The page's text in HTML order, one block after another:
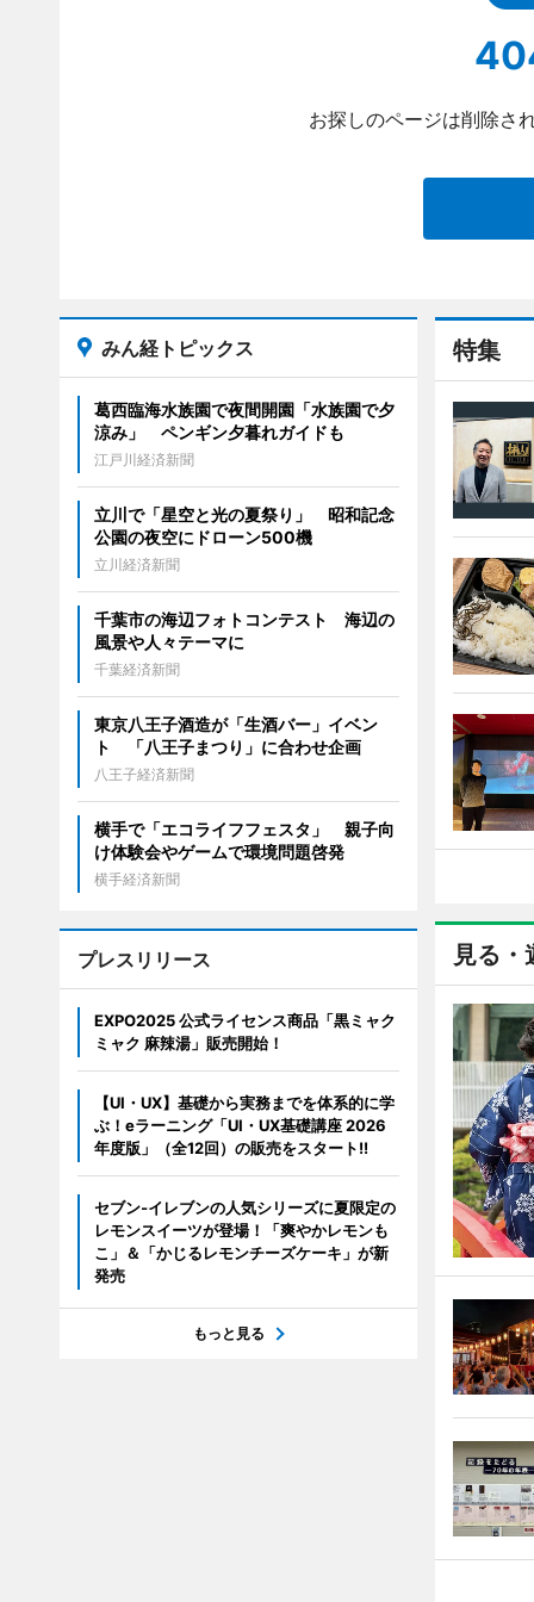
お探しのページは削除さ
特集
見る・
みん経トピックス
葛西臨海水族園で夜間開園「水族園で夕
涼み」 ペンギン夕暮れガイドも
江戸川経済新聞
立川で「星空と光の夏祭り」 昭和記念
公園の夜空にドローン500機
立川経済新聞
千葉市の海辺フォトコンテスト 海辺の
風景や人々テーマに
千葉経済新聞
東京八王子酒造が「生酒バー」イベン
ト 「八王子まつり」に合わせ企画
八王子経済新聞
横手で「エコライフフェスタ」 親子向
け体験会やゲームで環境問題啓発
横手経済新聞
プレスリリース
EXPO2025 公式ライセンス商品「黒ミャク
ミャク 麻辣湯」販売開始！
【UI・UX】基礎から実務までを体系的に学
ぶ！eラーニング「UI・UX基礎講座 2026
年度版」（全12回）の販売をスタート!!
セブン‐イレブンの人気シリーズに夏限定の
レモンスイーツが登場！「爽やかレモンも
こ」＆「かじるレモンチーズケーキ」が新
発売
もっと見る